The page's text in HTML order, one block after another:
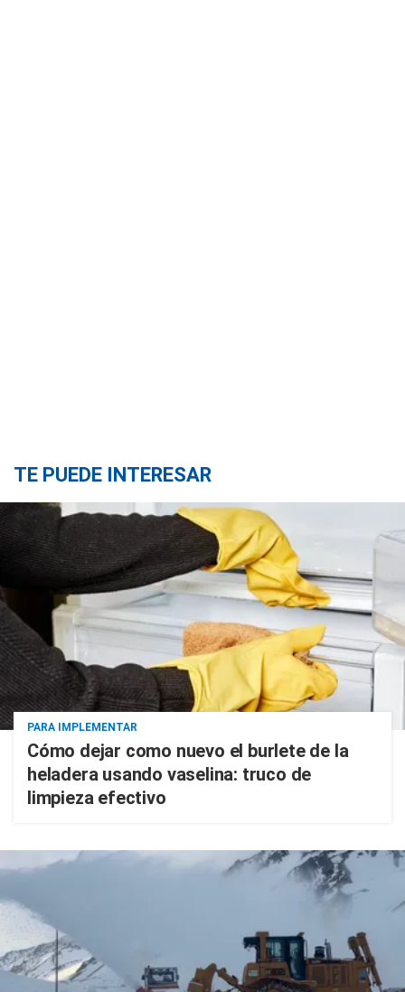
TE PUEDE INTERESAR
PARA IMPLEMENTAR
Cómo dejar como nuevo el burlete de la
heladera usando vaselina: truco de
limpieza efectivo